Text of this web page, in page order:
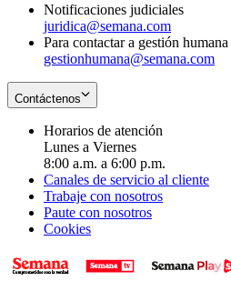
Notificaciones judiciales
juridica@semana.com
Para contactar a gestión humana
gestionhumana@semana.com
Contáctenos
Horarios de atención
Lunes a Viernes
8:00 a.m. a 6:00 p.m.
Canales de servicio al cliente
Trabaje con nosotros
Paute con nosotros
Cookies